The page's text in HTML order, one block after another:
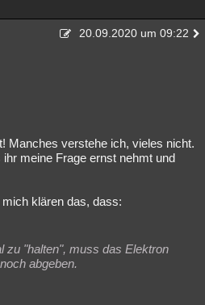
20.09.2020 um 09:22
Manches verstehe ich, vieles nicht.
meine Frage ernst nehmt und
klären das, dass:
zu "halten", muss das Elektron
abgeben.